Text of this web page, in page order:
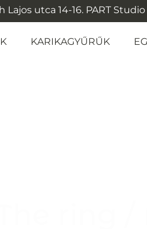
utca 14-16. PART Studio
KARIKAGYŰRŰK